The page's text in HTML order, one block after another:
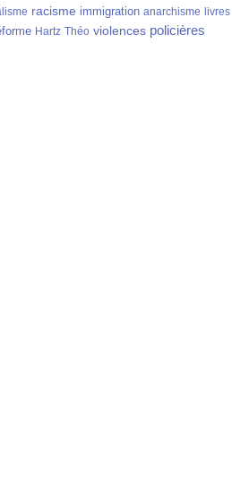
racisme immigration anarchisme livres
Hartz Théo violences policières